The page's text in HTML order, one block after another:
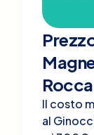
Il costo
al